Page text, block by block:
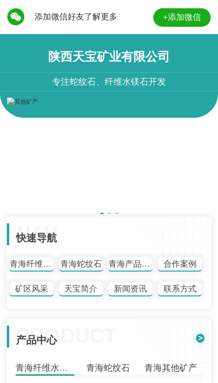
添加微信好友了解更多 +添加微信
陕西天宝矿业有限公司
专注蛇纹石、纤维水镁石开发
NAV
快速导航
青海纤维水镁石 青海蛇纹石 青海产品中心 合作案例
矿区风采 天宝简介 新闻资讯 联系方式
PRODUCT
产品中心 >
青海纤维水镁石 青海蛇纹石 青海其他矿产